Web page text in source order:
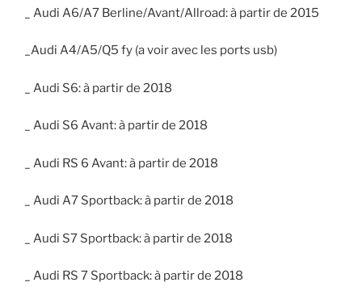
_ Audi A6/A7 Berline/Avant/Allroad: à partir de 2015
_Audi A4/A5/Q5 fy (a voir avec les ports usb)
_ Audi S6: à partir de 2018
_ Audi S6 Avant: à partir de 2018
_ Audi RS 6 Avant: à partir de 2018
_ Audi A7 Sportback: à partir de 2018
_ Audi S7 Sportback: à partir de 2018
_ Audi RS 7 Sportback: à partir de 2018